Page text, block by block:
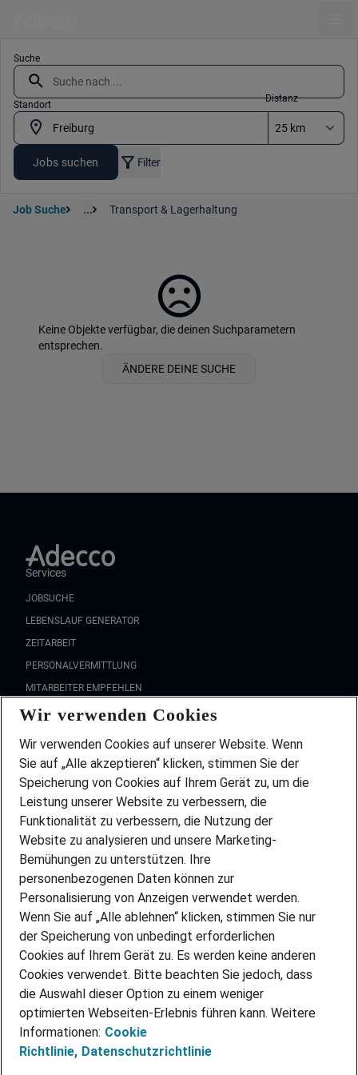
Suche
Standort
Distanz
Jobs suchen Filter
Job Suche ... Transport & Lagerhaltung
Keine Objekte verfügbar, die deinen Suchparametern
entsprechen.
ÄNDERE DEINE SUCHE
Services
JOBSUCHE
LEBENSLAUF GENERATOR
ZEITARBEIT
PERSONALVERMITTLUNG
MITARBEITER EMPFEHLEN
FAQ
Wir stellen ein!
DEINE BERUFSGRUPPE
DEINE LEBENSSITUATION
PARTNERSHIP WITH AIRBUS
INITIATIV BEWERBEN
ÜBER UNS
STANDORTE
BLOG
PRESSE
KONTAKT
@Adecco 2026
IMPRESSUM
DATENSCHUTZ
Wir verwenden Cookies
Wir verwenden Cookies auf unserer Website. Wenn
Sie auf „Alle akzeptieren“ klicken, stimmen Sie der
Speicherung von Cookies auf Ihrem Gerät zu, um die
Leistung unserer Website zu verbessern, die
Funktionalität zu verbessern, die Nutzung der
Website zu analysieren und unsere Marketing-
Bemühungen zu unterstützen. Ihre
personenbezogenen Daten können zur
Personalisierung von Anzeigen verwendet werden.
Wenn Sie auf „Alle ablehnen“ klicken, stimmen Sie nur
der Speicherung von unbedingt erforderlichen
Cookies auf Ihrem Gerät zu. Es werden keine anderen
Cookies verwendet. Bitte beachten Sie jedoch, dass
die Auswahl dieser Option zu einem weniger
optimierten Webseiten-Erlebnis führen kann. Weitere
Informationen: Cookie
Richtlinie, Datenschutzrichtlinie